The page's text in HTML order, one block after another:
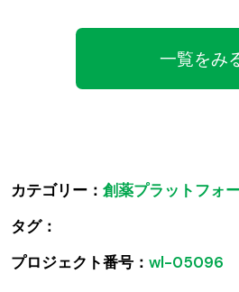
一覧をみ
カテゴリー： 創薬プラットフォ
タグ：
プロジェクト番号： wl-05096